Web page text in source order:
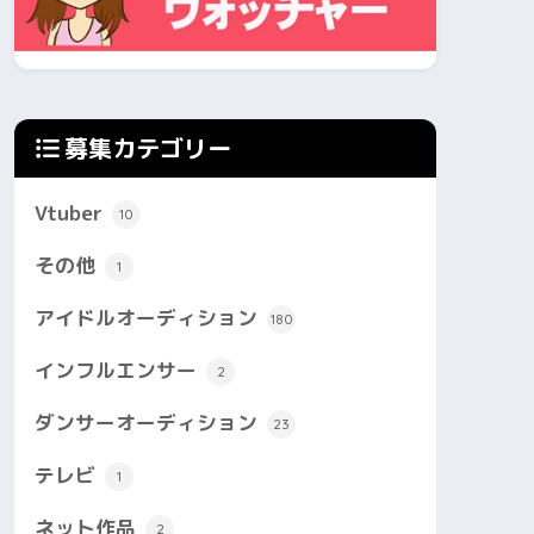
募集カテゴリー
Vtuber 10
その他 1
アイドルオーディション 180
インフルエンサー 2
ダンサーオーディション 23
テレビ 1
ネット作品 2